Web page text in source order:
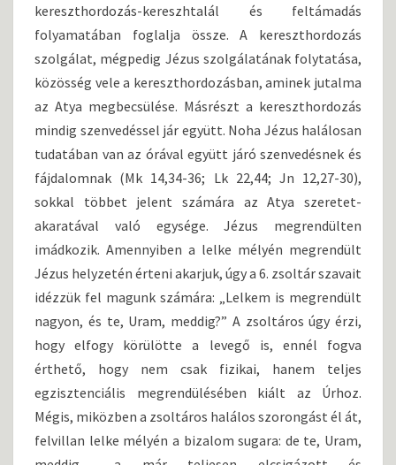
kereszthordozás-kereszhtalál és feltámadás
folyamatában foglalja össze. A kereszthordozás
szolgálat, mégpedig Jézus szolgálatának folytatása,
közösség vele a kereszthordozásban, aminek jutalma
az Atya megbecsülése. Másrészt a kereszthordozás
mindig szenvedéssel jár együtt. Noha Jézus halálosan
tudatában van az órával együtt járó szenvedésnek és
fájdalomnak (Mk 14,34-36; Lk 22,44; Jn 12,27-30),
sokkal többet jelent számára az Atya szeretet-
akaratával való egysége. Jézus megrendülten
imádkozik. Amennyiben a lelke mélyén megrendült
Jézus helyzetén érteni akarjuk, úgy a 6. zsoltár szavait
idézzük fel magunk számára: „Lelkem is megrendült
nagyon, és te, Uram, meddig?” A zsoltáros úgy érzi,
hogy elfogy körülötte a levegő is, ennél fogva
érthető, hogy nem csak fizikai, hanem teljes
egzisztenciális megrendülésében kiált az Úrhoz.
Mégis, miközben a zsoltáros halálos szorongást él át,
felvillan lelke mélyén a bizalom sugara: de te, Uram,